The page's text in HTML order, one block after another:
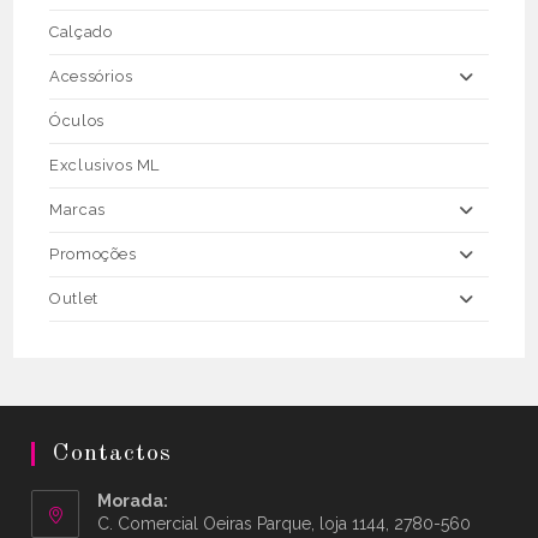
Calçado
Acessórios
Óculos
Exclusivos ML
Marcas
Promoções
Outlet
Contactos
Morada:
C. Comercial Oeiras Parque, loja 1144, 2780-560